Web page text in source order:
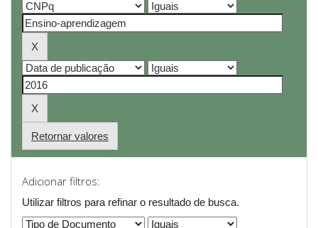
Retornar valores
Adicionar filtros:
Utilizar filtros para refinar o resultado de busca.